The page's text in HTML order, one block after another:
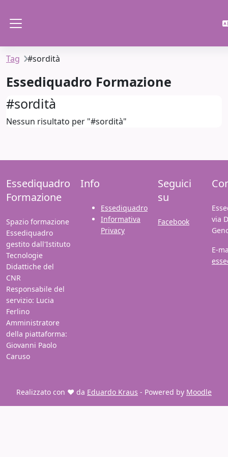
Tag #sordità
Essediquadro Formazione
#sordità
Nessun risultato per "#sordità"
Essediquadro
Formazione
Spazio formazione
Essediquadro
gestito dall'Istituto
Tecnologie
Didattiche del
CNR
Responsabile del
servizio: Lucia
Ferlino
Amministratore
della piattaforma:
Giovanni Paolo
Caruso
Info
Essediquadro
Informativa
Privacy
Seguici
su
Facebook
via
E-
Realizzato con ❤️ da Eduardo Kraus - Powered by Moodle